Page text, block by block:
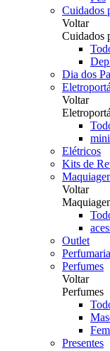
Cuidados
Voltar
Cuidados
Dia dos
Voltar
Elétricos
Kits de
Voltar
Outlet
Perfumaria
Perfumes
Voltar
Perfumes
Presentes